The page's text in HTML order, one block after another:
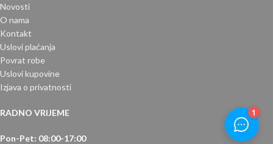
Novosti
O nama
Kontakt
Uslovi plaćanja
Povrat robe
Uslovi kupovine
Izjava o privatnosti
RADNO VRIJEME
Pon-Pet: 08:00-17:00